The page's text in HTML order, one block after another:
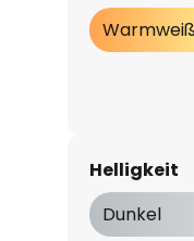
Warmweiß
Helligkeit
Dunkel